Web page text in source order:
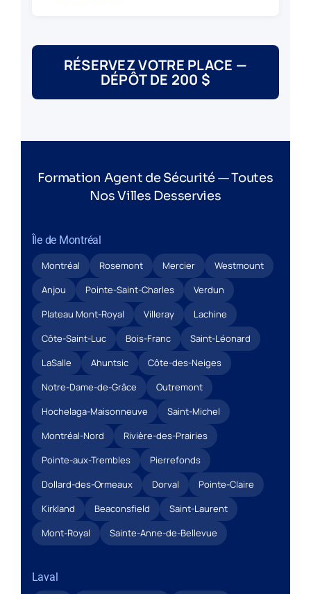
RÉSERVEZ VOTRE PLACE —
DÉPÔT DE 200 $
Formation Agent de Sécurité — Toutes
Nos Villes Desservies
Île de Montréal
Montréal Rosemont Mercier
Westmount
Anjou
Pointe-Saint-Charles
Verdun
Plateau Mont-Royal
Villeray
Lachine
Côte-Saint-Luc
Bois-Franc
Saint-Léonard
LaSalle
Ahuntsic
Côte-des-Neiges
Notre-Dame-de-Grâce
Outremont
Hochelaga-Maisonneuve
Saint-Michel
Montréal-Nord
Rivière-des-Prairies
Pointe-aux-Trembles
Pierrefonds
Dollard-des-Ormeaux
Dorval
Pointe-Claire
Kirkland
Beaconsfield
Saint-Laurent
Mont-Royal
Sainte-Anne-de-Bellevue
Laval